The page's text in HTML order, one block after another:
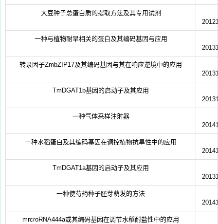
大豆种子总蛋白质的提取方法及其专用试剂
一种与植物耐旱相关的蛋白及其编码基因与应用
转录因子ZmbZIP17及其编码基因与其在响应逆境中的应用
TmDGAT1b基因的启动子及其应用
一种气体采样注射器
一种水稻蛋白及其编码基因在调控植物抗旱性中的应用
TmDGAT1a基因的启动子及其应用
一种使芍药种子胚芽萌发的方法
mrcroRNA444a或其编码基因在调节水稻耐盐性中的应用